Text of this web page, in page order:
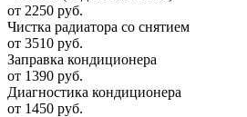
от 2250 руб.
Чистка радиатора со снятием
от 3510 руб.
Заправка кондиционера
от 1390 руб.
Диагностика кондиционера
от 1450 руб.